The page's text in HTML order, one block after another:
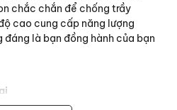
chắc chắn để chống trầy
cao cung cấp năng lượng
đáng là bạn đồng hành của bạn